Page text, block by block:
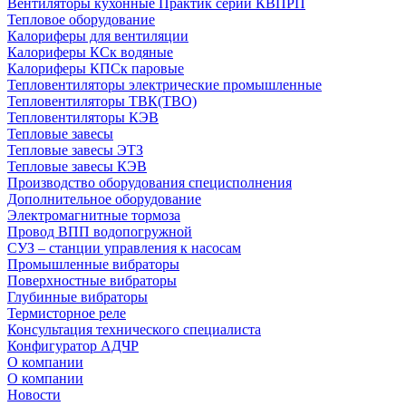
Вентиляторы кухонные Практик серии КВПРП
Тепловое оборудование
Калориферы для вентиляции
Калориферы КСк водяные
Калориферы КПСк паровые
Тепловентиляторы электрические промышленные
Тепловентиляторы ТВК(ТВО)
Тепловентиляторы КЭВ
Тепловые завесы
Тепловые завесы ЭТЗ
Тепловые завесы КЭВ
Производство оборудования специсполнения
Дополнительное оборудование
Электромагнитные тормоза
Провод ВПП водопогружной
СУЗ – станции управления к насосам
Промышленные вибраторы
Поверхностные вибраторы
Глубинные вибраторы
Термисторное реле
Консультация технического специалиста
Конфигуратор АДЧР
О компании
О компании
Новости